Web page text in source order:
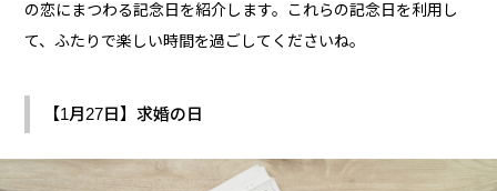
の恋にまつわる記念日を紹介します。これらの記念日を利用し
て、ふたりで楽しい時間を過ごしてくださいね。
【1月27日】求婚の日